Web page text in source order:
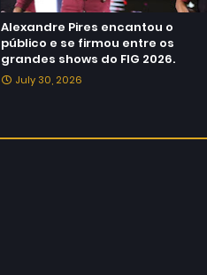
Alexandre Pires encantou o
público e se firmou entre os
grandes shows do FIG 2026.
July 30, 2026